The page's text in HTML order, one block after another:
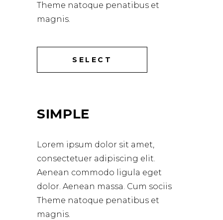
Theme natoque penatibus et
magnis.
SELECT
SIMPLE
Lorem ipsum dolor sit amet,
consectetuer adipiscing elit.
Aenean commodo ligula eget
dolor. Aenean massa. Cum sociis
Theme natoque penatibus et
magnis.